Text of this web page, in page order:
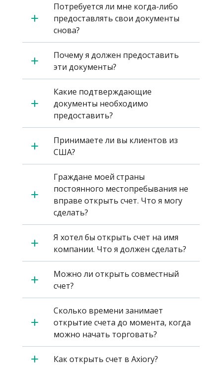
Потребуется ли мне когда-либо
предоставлять свои документы
снова?
Почему я должен предоставить
эти документы?
Какие подтверждающие
документы необходимо
предоставить?
Принимаете ли вы клиентов из
США?
Граждане моей страны
постоянного местопребывания не
вправе открыть счет. Что я могу
сделать?
Я хотел бы открыть счет на имя
компании. Что я должен сделать?
Можно ли открыть совместный
счет?
Сколько времени занимает
открытие счета до момента, когда
можно начать торговать?
Как открыть счет в Axiory?